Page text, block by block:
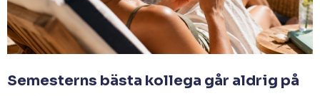
Semesterns bästa kollega går aldrig på